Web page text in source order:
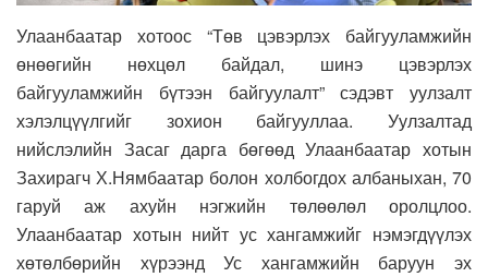
Улаанбаатар хотоос “Төв цэвэрлэх байгууламжийн
өнөөгийн нөхцөл байдал, шинэ цэвэрлэх
байгууламжийн бүтээн байгуулалт” сэдэвт уулзалт
хэлэлцүүлгийг зохион байгууллаа. Уулзалтад
нийслэлийн Засаг дарга бөгөөд Улаанбаатар хотын
Захирагч Х.Нямбаатар болон холбогдох албаныхан, 70
гаруй аж ахуйн нэгжийн төлөөлөл оролцлоо.
Улаанбаатар хотын нийт ус хангамжийг нэмэгдүүлэх
хөтөлбөрийн хүрээнд Ус хангамжийн баруун эх